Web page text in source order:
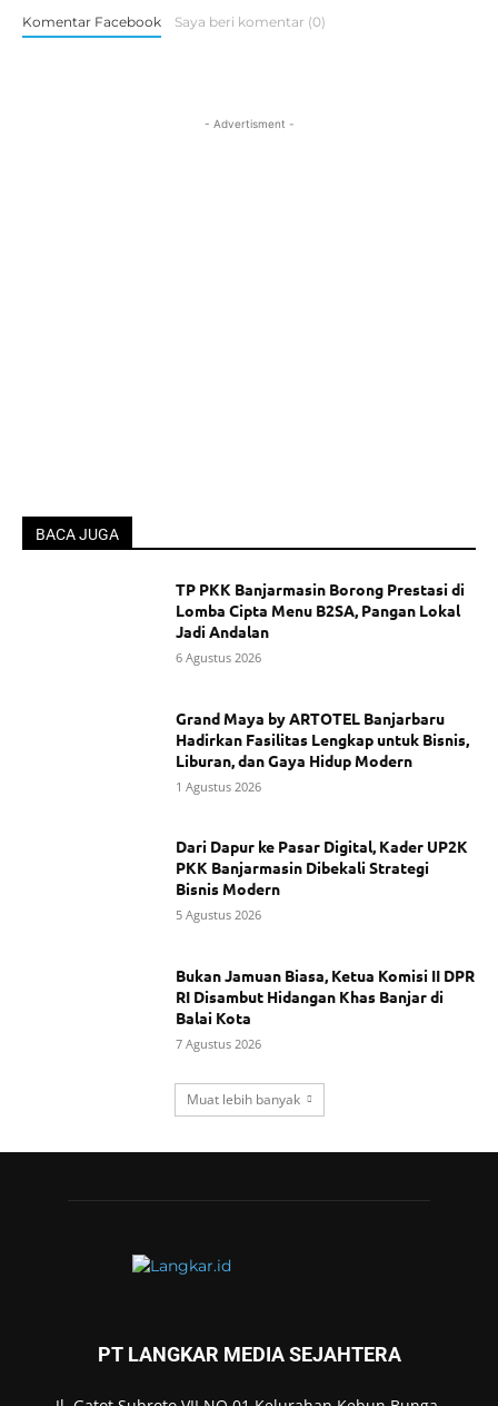
Komentar Facebook Saya beri komentar (0)
- Advertisment -
BACA JUGA
TP PKK Banjarmasin Borong Prestasi di
Lomba Cipta Menu B2SA, Pangan Lokal
Jadi Andalan
6 Agustus 2026
Grand Maya by ARTOTEL Banjarbaru
Hadirkan Fasilitas Lengkap untuk Bisnis,
Liburan, dan Gaya Hidup Modern
1 Agustus 2026
Dari Dapur ke Pasar Digital, Kader UP2K
PKK Banjarmasin Dibekali Strategi
Bisnis Modern
5 Agustus 2026
Bukan Jamuan Biasa, Ketua Komisi II DPR
RI Disambut Hidangan Khas Banjar di
Balai Kota
7 Agustus 2026
Muat lebih banyak
PT LANGKAR MEDIA SEJAHTERA